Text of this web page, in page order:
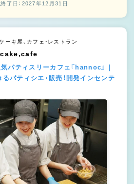
終了日：2027年12月31日
ーキ屋、カフェ・レストラン
cake,cafe
気パティスリーカフェ『hannoc』｜
パティシエ・販売！開発インセンテ